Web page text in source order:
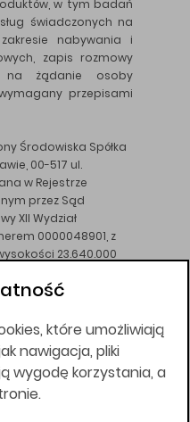
w tym badań
świadczonych na
nabywania i
zapis rozmowy
na żądanie osoby
przepisami
Środowiska Spółka
00-517 ul.
w Rejestrze
przez Sąd
XII Wydział
0000048901, z
23.640.000
zezwolenia KNF z dnia
stronie w tym
nie są
miejsce
które umożliwiają
nawigacja, pliki
wygodę korzystania, a